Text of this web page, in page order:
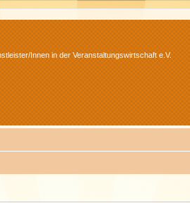
Innen in der Veranstaltungswirtschaft e.V.